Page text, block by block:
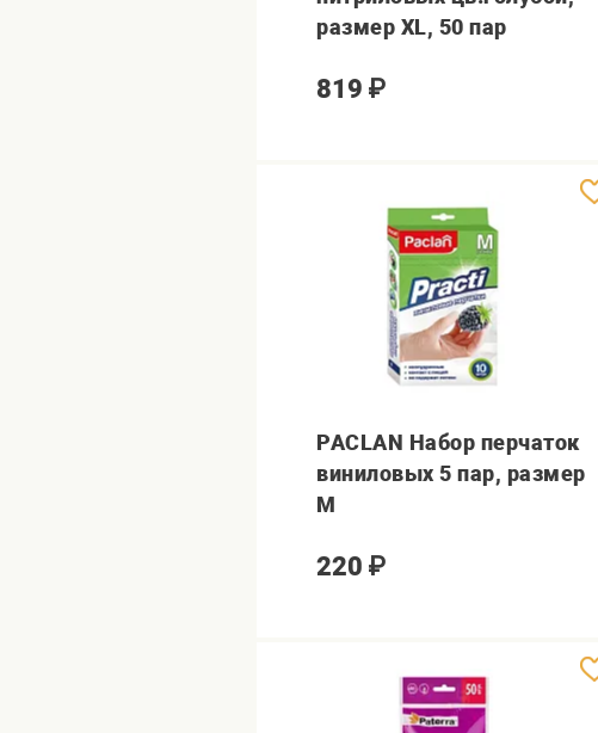
размер XL, 50 пар
819 ₽
PACLAN Набор перчаток
виниловых 5 пар, размер
М
220 ₽